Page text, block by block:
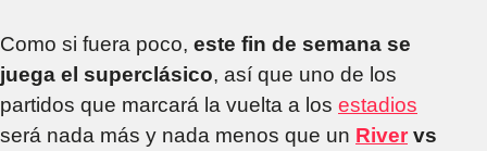
Como si fuera poco, este fin de semana se
juega el superclásico, así que uno de los
partidos que marcará la vuelta a los estadios
será nada más y nada menos que un River vs